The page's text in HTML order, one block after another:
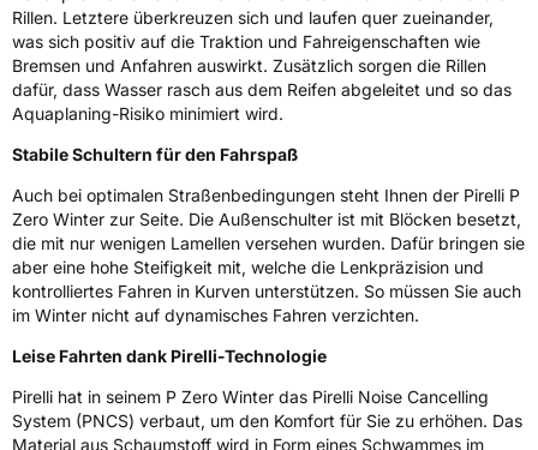
NasshaftungA
Rollgeräusch (Klasse)B
Rollgeräusch (dB)72
FahrzeugklasseC1
3PMSF / Schneeflockensymbol / Alpine-SymbolJa
EPREL ID596367
Allgemeine Produktsicherheit (GPSR)
HerstellerkontaktPIRELLI TYRE SPA, Viale Piero e Alberto
Pirelli 25 20126 Milano Italien,
www.pirelli.com,
Rillen. Letztere überkreuzen sich und laufen quer zueinander,
was sich positiv auf die Traktion und Fahreigenschaften wie
Bremsen und Anfahren auswirkt. Zusätzlich sorgen die Rillen
dafür, dass Wasser rasch aus dem Reifen abgeleitet und so das
Aquaplaning-Risiko minimiert wird.
Stabile Schultern für den Fahrspaß
Auch bei optimalen Straßenbedingungen steht Ihnen der Pirelli P
Zero Winter zur Seite. Die Außenschulter ist mit Blöcken besetzt,
die mit nur wenigen Lamellen versehen wurden. Dafür bringen sie
aber eine hohe Steifigkeit mit, welche die Lenkpräzision und
kontrolliertes Fahren in Kurven unterstützen. So müssen Sie auch
im Winter nicht auf dynamisches Fahren verzichten.
Leise Fahrten dank Pirelli-Technologie
Pirelli hat in seinem P Zero Winter das Pirelli Noise Cancelling
System (PNCS) verbaut, um den Komfort für Sie zu erhöhen. Das
Material aus Schaumstoff wird in Form eines Schwammes im